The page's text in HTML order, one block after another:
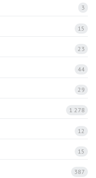
3
15
23
44
29
1 278
12
15
387